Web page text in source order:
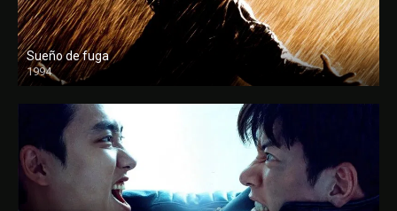
Sueño de fuga
1994
FULL HD